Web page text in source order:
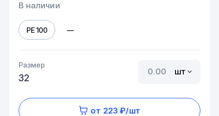
В наличии
PE 100 —
Размер
32
шт
от 223 ₽/шт